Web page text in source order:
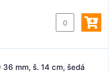
mm, š. 14 cm, šedá